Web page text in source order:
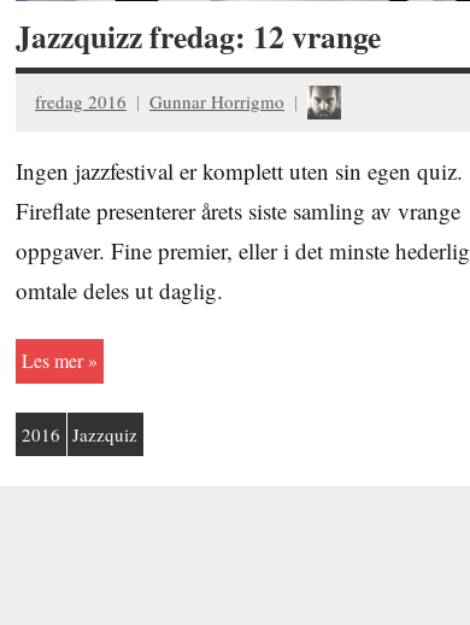
Jazzquizz fredag: 12 vrange
fredag 2016 Gunnar Horrigmo
Ingen jazzfestival er komplett uten sin egen quiz.
Fireflate presenterer årets siste samling av vrange
oppgaver. Fine premier, eller i det minste hederlig
omtale deles ut daglig.
Les mer
2016 Jazzquiz